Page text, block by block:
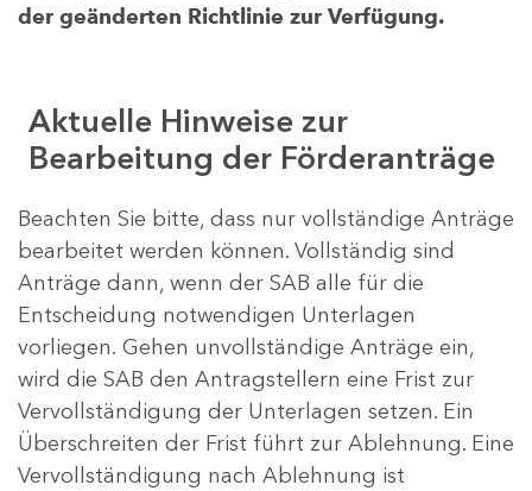
der geänderten Richtlinie zur Verfügung.
Aktuelle Hinweise zur
Bearbeitung der Förderanträge
Beachten Sie bitte, dass nur vollständige Anträge
bearbeitet werden können. Vollständig sind
Anträge dann, wenn der SAB alle für die
Entscheidung notwendigen Unterlagen
vorliegen. Gehen unvollständige Anträge ein,
wird die SAB den Antragstellern eine Frist zur
Vervollständigung der Unterlagen setzen. Ein
Überschreiten der Frist führt zur Ablehnung. Eine
Vervollständigung nach Ablehnung ist